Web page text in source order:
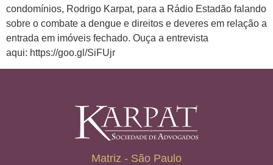
condomínios, Rodrigo Karpat, para a Rádio Estadão falando
sobre o combate a dengue e direitos e deveres em relação a
entrada em imóveis fechado. Ouça a entrevista
aqui: https://goo.gl/SiFUjr
Matriz - São Paulo